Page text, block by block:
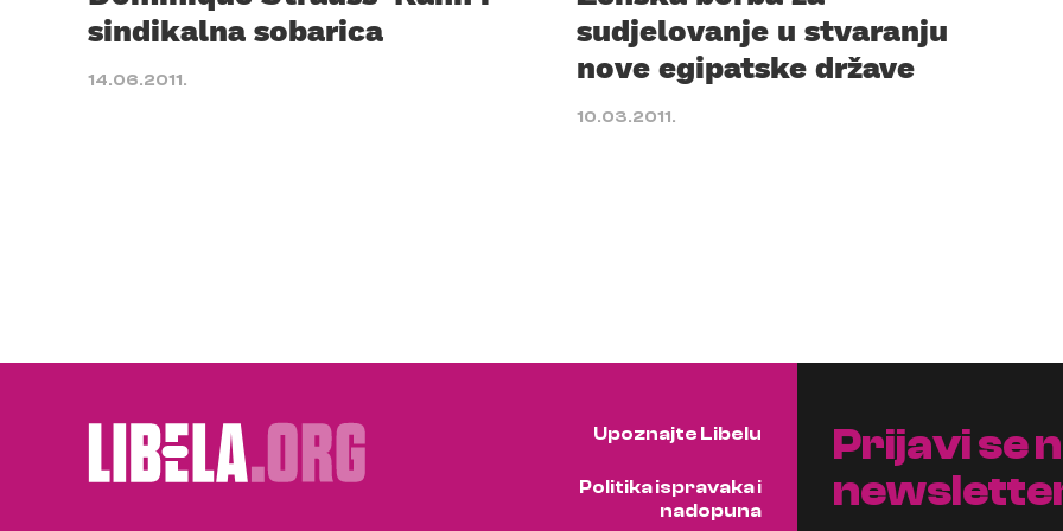
sindikalna sobarica
14.06.2011.
sudjelovanje u stvaranju
nove egipatske države
10.03.2011.
Upoznajte Libelu
Politika ispravaka i
nadopuna
Prijavi se